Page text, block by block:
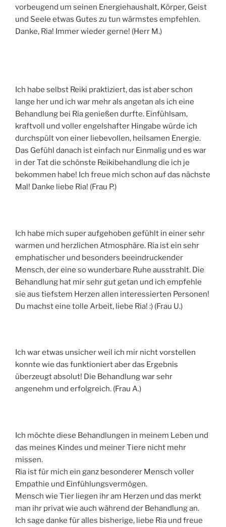
vorbeugend um seinen Energiehaushalt, Körper, Geist
und Seele etwas Gutes zu tun wärmstes empfehlen.
Danke, Ria! Immer wieder gerne! (Herr M.)
Ich habe selbst Reiki praktiziert, das ist aber schon
lange her und ich war mehr als angetan als ich eine
Behandlung bei Ria genießen durfte. Einfühlsam,
kraftvoll und voller engelshafter Hingabe würde ich
durchspült von einer liebevollen, heilsamen Energie.
Das Gefühl danach ist einfach nur Einmalig und es war
in der Tat die schönste Reikibehandlung die ich je
bekommen habe! Ich freue mich schon auf das nächste
Mal! Danke liebe Ria! (Frau P.)
Ich habe mich super aufgehoben gefühlt in einer sehr
warmen und herzlichen Atmosphäre. Ria ist ein sehr
emphatischer und besonders beeindruckender
Mensch, der eine so wunderbare Ruhe ausstrahlt. Die
Behandlung hat mir sehr gut getan und ich empfehle
sie aus tiefstem Herzen allen interessierten Personen!
Du machst eine tolle Arbeit, liebe Ria! :) (Frau U.)
Ich war etwas unsicher weil ich mir nicht vorstellen
konnte wie das funktioniert aber das Ergebnis
überzeugt absolut! Die Behandlung war sehr
angenehm und erfolgreich. (Frau A.)
Ich möchte diese Behandlungen in meinem Leben und
das meines Kindes und meiner Tiere nicht mehr
missen.
Ria ist für mich ein ganz besonderer Mensch voller
Empathie und Einfühlungsvermögen.
Mensch wie Tier liegen ihr am Herzen und das merkt
man ihr privat wie auch während der Behandlung an.
Ich sage danke für alles bisherige, liebe Ria und freue